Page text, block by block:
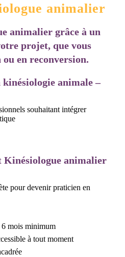
animalier
animalier grâce à un
projet, que vous
en reconversion.
kinésiologie animale –
souhaitant intégrer
Kinésiologue animalier
pour devenir praticien en
mois minimum
à tout moment